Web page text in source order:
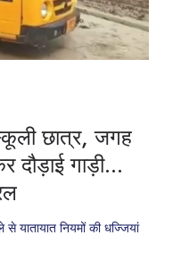
छात्र, जगह
दौड़ाई गाड़ी…
यातायात नियमों की धज्जियां